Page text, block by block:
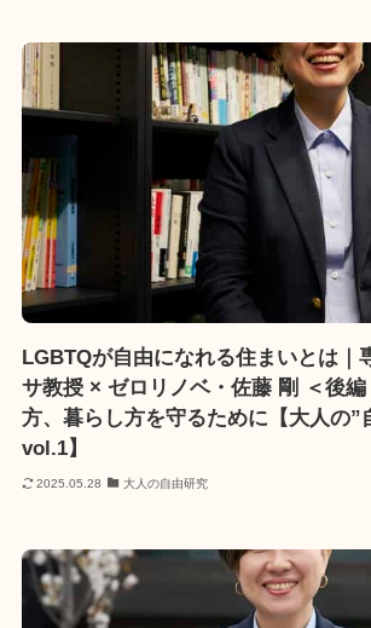
LGBTQが自由になれる住まいとは｜
サ教授 × ゼロリノベ・佐藤 剛 ＜後編
方、暮らし方を守るために【大人の”
vol.1】
2025.05.28 大人の自由研究